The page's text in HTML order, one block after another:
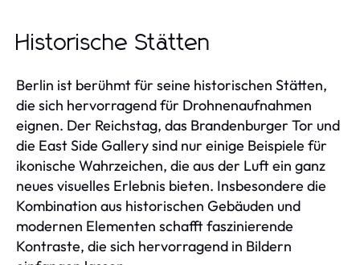
Historische Stätten
Berlin ist berühmt für seine historischen Stätten,
die sich hervorragend für Drohnenaufnahmen
eignen. Der Reichstag, das Brandenburger Tor und
die East Side Gallery sind nur einige Beispiele für
ikonische Wahrzeichen, die aus der Luft ein ganz
neues visuelles Erlebnis bieten. Insbesondere die
Kombination aus historischen Gebäuden und
modernen Elementen schafft faszinierende
Kontraste, die sich hervorragend in Bildern